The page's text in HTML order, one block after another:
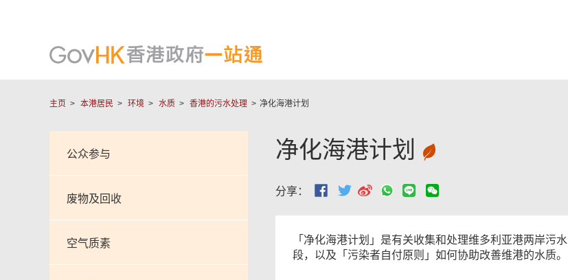
主页 本港居民 环境 水质 香港的污水处理 净化海港计划
公众参与
废物及回收
空气质素
净化海港计划
分享：
「净化海港计划」是有关收集和处理维多利亚港两岸污
段，以及「污染者自付原则」如何协助改善维港的水质。